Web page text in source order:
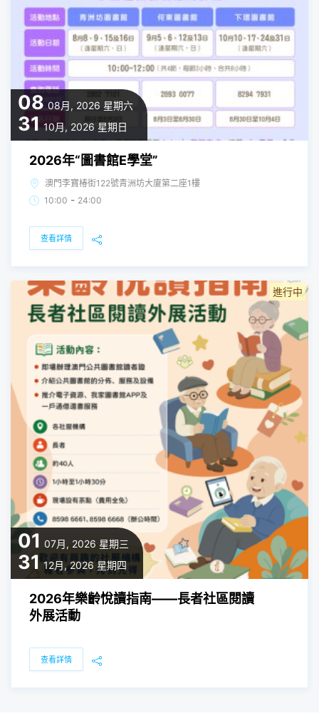
08 08月, 2026 星期六
31 10月, 2026 星期日
2026年“圖書館E學堂”
澳門李寶椿街122號青洲坊大廈第二座1樓
10:00 - 24:00
查看詳情
01 07月, 2026 星期三
31 12月, 2026 星期四
進行中
2026年樂齡悅讀指南——長者社區閱讀
外展活動
查看詳情